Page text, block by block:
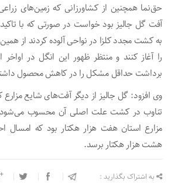
حق‌نما همچنین از کشاورزانی که زمین‌های
آفت گل جالیز بود خواست در صورتی که با
به کشت مجدد کلزا در نواحی آلوده کردند از
را آغاز کنند و منتظر ظهور این انگل در اواخر
برداشت حداقل مشکل را در کاهش محصول
وی افزود: گل‌ جالیز از دیگر آفت‌های شایع
تناوب در کشت علت اصلی آن محسوب
مزارع استان هفت هزار هکتار بود که امسال
هشت هزار هکتار برسد.
به اشتراک بگذارید :